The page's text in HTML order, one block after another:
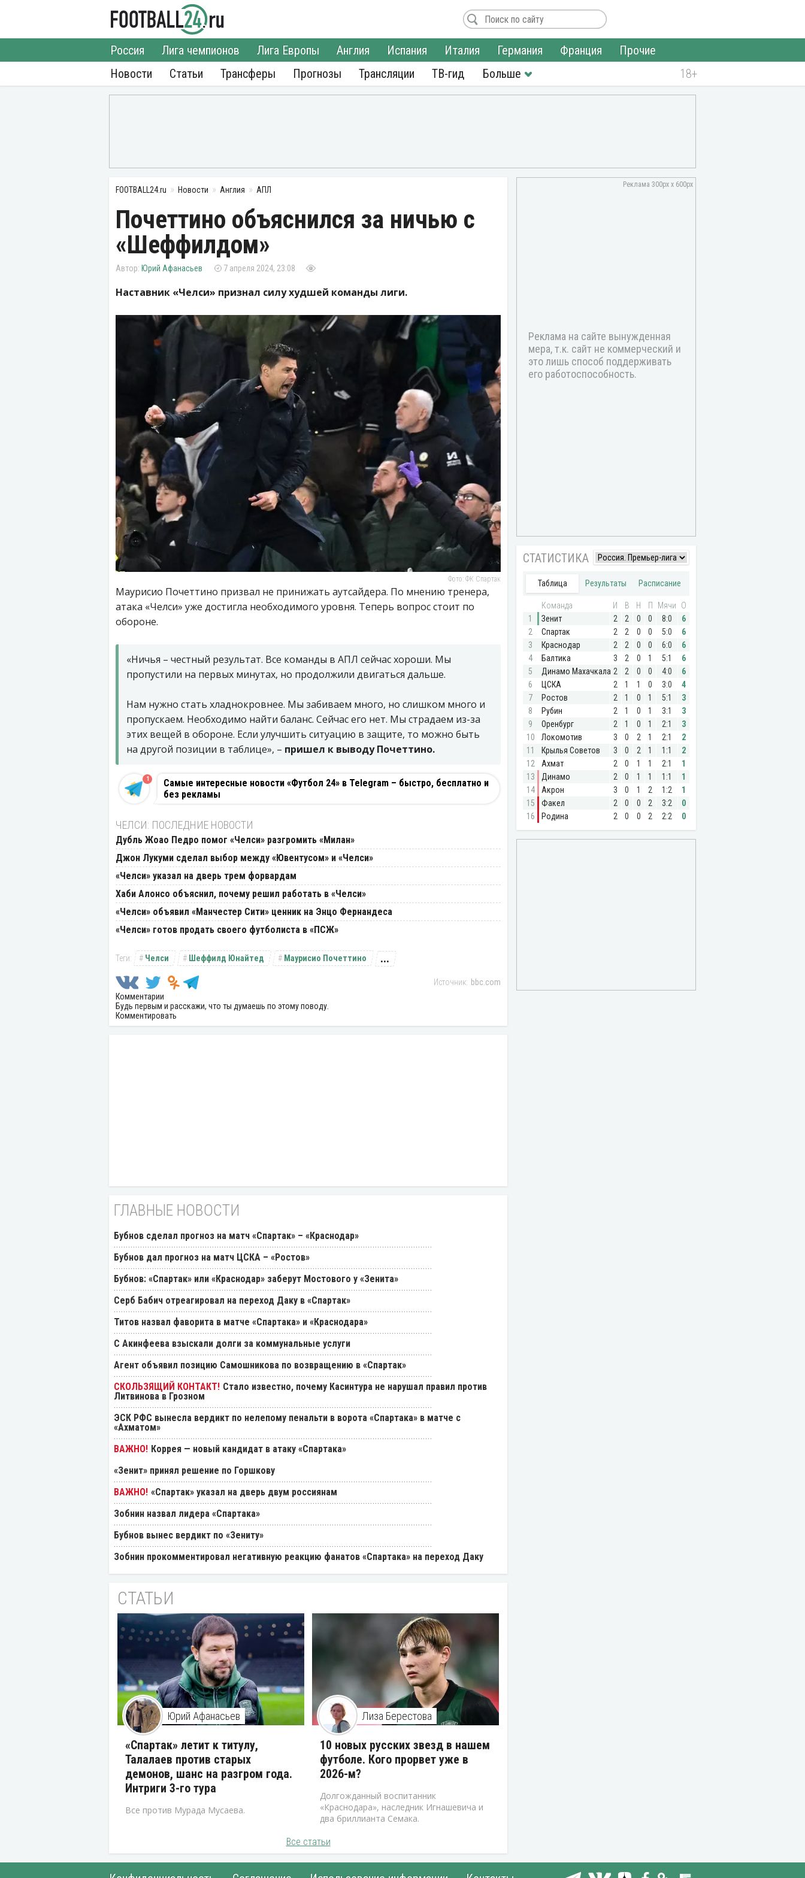
Новости
Россия Лига чемпионов Лига Европы Англия Испания Италия Германия Франция
Прочие
Статьи
Трансферы Прогнозы Трансляции ТВ-гид
FOOTBALL24.ru Новости Англия АПЛ
Почеттино объяснился за ничью с
«Шеффилдом»
Юрий Афанасьев 7 апреля 2024, 23:08
Наставник «Челси» признал силу худшей команды лиги.
Фото: ФК Спартак
Маурисио Почеттино призвал не принижать аутсайдера. По мнению тренера,
атака «Челси» уже достигла необходимого уровня. Теперь вопрос стоит по
обороне.
«Ничья – честный результат. Все команды в АПЛ сейчас хороши. Мы
пропустили на первых минутах, но продолжили двигаться дальше.
Нам нужно стать хладнокровнее. Мы забиваем много, но слишком много и
пропускаем. Необходимо найти баланс. Сейчас его нет. Мы страдаем из-за
этих вещей в обороне. Если улучшить ситуацию в защите, то можно быть
на другой позиции в таблице», – пришел к выводу Почеттино.
Самые интересные новости «Футбол 24» в Telegram – быстро, бесплатно и
без рекламы
1
ЧЕЛСИ: ПОСЛЕДНИЕ НОВОСТИ
Дубль Жоао Педро помог «Челси» разгромить «Милан»
Джон Лукуми сделал выбор между «Ювентусом» и «Челси»
«Челси» указал на дверь трем форвардам
Хаби Алонсо объяснил, почему решил работать в «Челси»
«Челси» объявил «Манчестер Сити» ценник на Энцо Фернандеса
«Челси» готов продать своего футболиста в «ПСЖ»
Челси Шеффилд Юнайтед Маурисио Почеттино ...
bbc.com
Комментарии
Будь первым и расскажи, что ты думаешь по этому поводу.
Комментировать
ГЛАВНЫЕ НОВОСТИ
Бубнов сделал прогноз на матч «Спартак» – «Краснодар»
Бубнов дал прогноз на матч ЦСКА – «Ростов»
Бубнов: «Спартак» или «Краснодар» заберут Мостового у «Зенита»
Серб Бабич отреагировал на переход Даку в «Спартак»
Титов назвал фаворита в матче «Спартака» и «Краснодара»
С Акинфеева взыскали долги за коммунальные услуги
Агент объявил позицию Самошникова по возвращению в «Спартак»
Стало известно, почему Касинтура не нарушал правил против
Литвинова в Грозном
ЭСК РФС вынесла вердикт по нелепому пенальти в ворота «Спартака» в матче с
«Ахматом»
Коррея — новый кандидат в атаку «Спартака»
«Зенит» принял решение по Горшкову
«Спартак» указал на дверь двум россиянам
Зобнин назвал лидера «Спартака»
Бубнов вынес вердикт по «Зениту»
Зобнин прокомментировал негативную реакцию фанатов «Спартака» на переход Даку
СТАТЬИ
Юрий Афанасьев
«Спартак» летит к титулу,
Талалаев против старых
демонов, шанс на разгром года.
Интриги 3-го тура
Все против Мурада Мусаева.
Лиза Берестова
10 новых русских звезд в нашем
футболе. Кого прорвет уже в
2026-м?
Долгожданный воспитанник
«Краснодара», наследник Игнашевича и
два бриллианта Семака.
Все статьи